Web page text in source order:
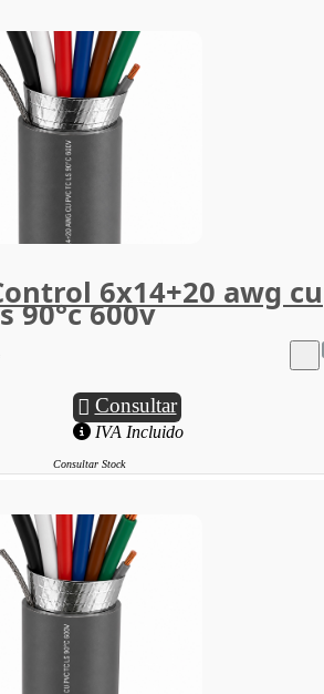
6x14+20 awg cu
90°c 600v
Consultar
IVA Incluido
Consultar Stock